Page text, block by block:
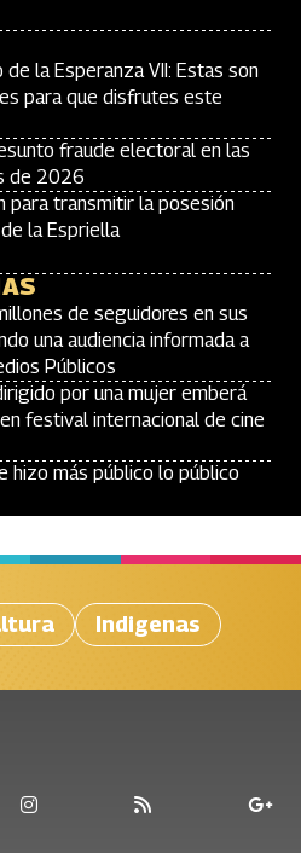
la Esperanza VII: Estas son
para que disfrutes este
fraude electoral en las
de 2026
para transmitir la posesión
la Espriella
de seguidores en sus
una audiencia informada a
Públicos
por una mujer emberá
festival internacional de cine
hizo más público lo público
Indigenas